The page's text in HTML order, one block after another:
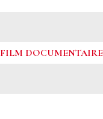
FILM DOCUMENTAIRE